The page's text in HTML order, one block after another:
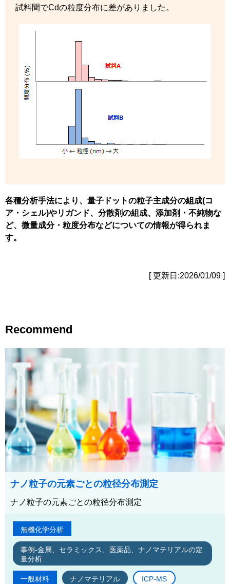
試料間でCdの粒度分布に差がありました。
各種分析手法により、量子ドットの粒子主成分の組成(コ
ア・シェル)やリガンド、分散剤の組成、添加剤・不純物な
ど、微量成分・粒度分布などについての情報が得られま
す。
[ 更新日:2026/01/09 ]
Recommend
ナノ粒子の元素ごとの粒径分布測定
ナノ粒子の元素ごとの粒径分布測定
無機化学分析
事例-金属、セラミックス、医薬品、ナノマテリアルの定
量分析
一般材料 ナノマテリアル ICP-MS